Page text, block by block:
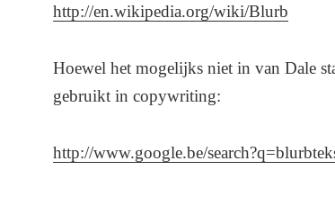
http://en.wikipedia.org/wiki/Blurb
Hoewel het mogelijks niet in van Dale
gebruikt in copywriting:
http://www.google.be/